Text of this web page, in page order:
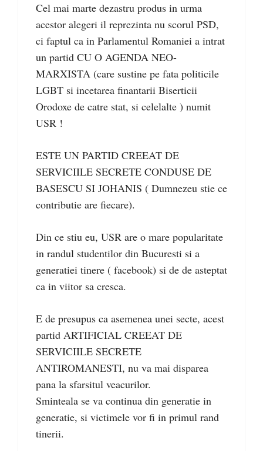
Cel mai marte dezastru produs in urma
acestor alegeri il reprezinta nu scorul PSD,
ci faptul ca in Parlamentul Romaniei a intrat
un partid CU O AGENDA NEO-
MARXISTA (care sustine pe fata politicile
LGBT si incetarea finantarii Biserticii
Orodoxe de catre stat, si celelalte ) numit
USR !
ESTE UN PARTID CREEAT DE
SERVICIILE SECRETE CONDUSE DE
BASESCU SI JOHANIS ( Dumnezeu stie ce
contributie are fiecare).
Din ce stiu eu, USR are o mare popularitate
in randul studentilor din Bucuresti si a
generatiei tinere ( facebook) si de de asteptat
ca in viitor sa cresca.
E de presupus ca asemenea unei secte, acest
partid ARTIFICIAL CREEAT DE
SERVICIILE SECRETE
ANTIROMANESTI, nu va mai disparea
pana la sfarsitul veacurilor.
Sminteala se va continua din generatie in
generatie, si victimele vor fi in primul rand
tinerii.